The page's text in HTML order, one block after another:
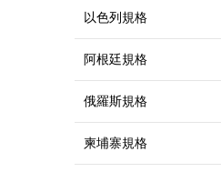
以色列規格
阿根廷規格
俄羅斯規格
柬埔寨規格